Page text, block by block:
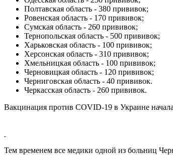
Полтавская область - 380 прививок;
Ровенская область - 170 прививок;
Сумская область - 260 прививок;
Тернопольская область - 500 прививок;
Харьковская область - 100 прививок;
Херсонская область - 310 прививок;
Хмельницкая область - 100 прививок;
Черновицкая область - 120 прививок;
Черниговская область - 40 прививок.
Черкасская область - 260 прививок.
Вакцинация против COVID-19 в Украине
Тем временем все медики одной из больниц